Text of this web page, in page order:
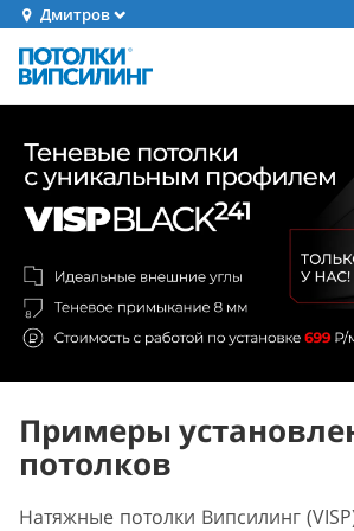
Дмитров
Примеры
потолков
Натяжные потолки Випсилинг